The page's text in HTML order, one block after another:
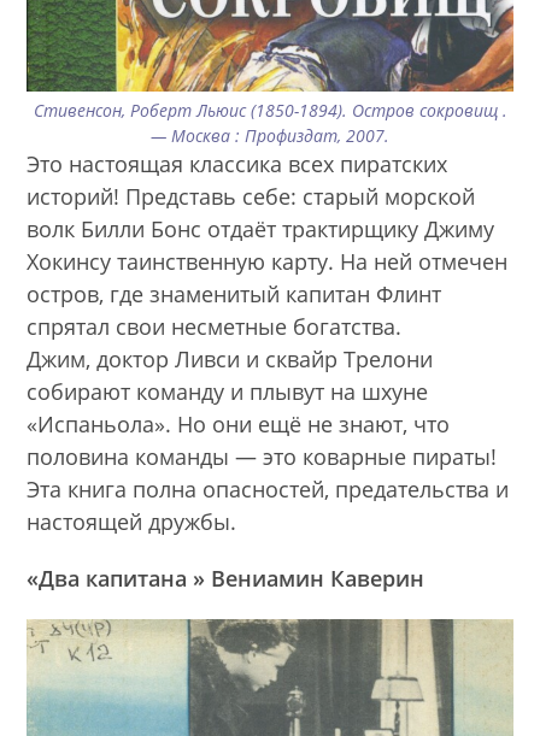
Стивенсон, Роберт Льюис (1850-1894). Остров сокровищ .
— Москва : Профиздат, 2007.
Это настоящая классика всех пиратских
историй! Представь себе: старый морской
волк Билли Бонс отдаёт трактирщику Джиму
Хокинсу таинственную карту. На ней отмечен
остров, где знаменитый капитан Флинт
спрятал свои несметные богатства.
Джим, доктор Ливси и сквайр Трелони
собирают команду и плывут на шхуне
«Испаньола». Но они ещё не знают, что
половина команды — это коварные пираты!
Эта книга полна опасностей, предательства и
настоящей дружбы.
«Два капитана » Вениамин Каверин